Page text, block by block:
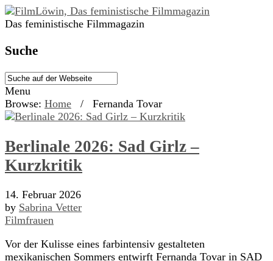
Das feministische Filmmagazin
Suche
Menu
Browse: Home / Fernanda Tovar
Berlinale 2026: Sad Girlz –
Kurzkritik
14. Februar 2026
by Sabrina Vetter
Filmfrauen
Vor der Kulisse eines farbintensiv gestalteten
mexikanischen Sommers entwirft Fernanda Tovar in SAD